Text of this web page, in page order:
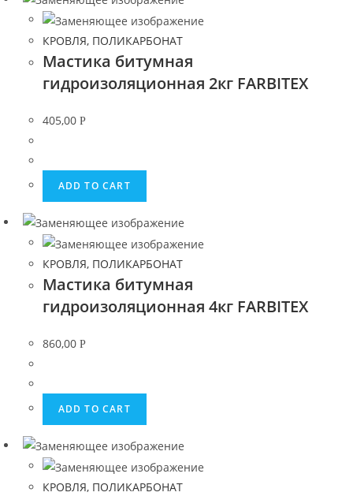
КРОВЛЯ, ПОЛИКАРБОНАТ
Мастика битумная
гидроизоляционная 2кг FARBITEX
405,00 Р
ADD TO CART
КРОВЛЯ, ПОЛИКАРБОНАТ
Мастика битумная
гидроизоляционная 4кг FARBITEX
860,00 Р
ADD TO CART
КРОВЛЯ, ПОЛИКАРБОНАТ